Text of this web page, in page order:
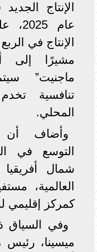
الإنتاج
عام
مشيرًا إلى
ماجنيت”
تنافسية
المحلي.
وأضاف أن
التوسع في
شمال
العالمية،
كمركز إقليمي
وفي السياق
ميسينا،